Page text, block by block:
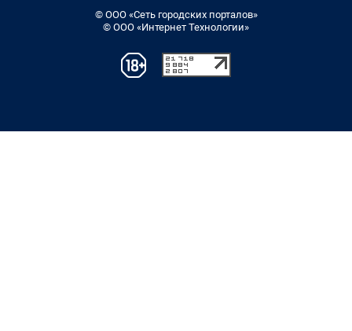
© ООО «Сеть городских порталов»
© ООО «Интернет Технологии»